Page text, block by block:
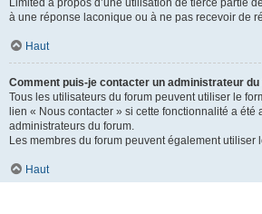
Limited à propos d’une utilisation de tierce partie
à une réponse laconique ou à ne pas recevoir de
Haut
Comment puis-je contacter un administrateur du
Tous les utilisateurs du forum peuvent utiliser le
lien « Nous contacter » si cette fonctionnalité a été
administrateurs du forum.
Les membres du forum peuvent également utiliser
Haut